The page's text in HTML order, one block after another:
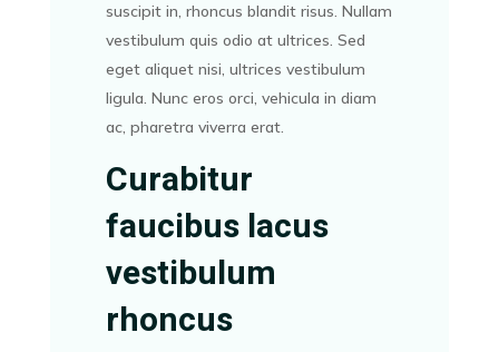
suscipit in, rhoncus blandit risus. Nullam
vestibulum quis odio at ultrices. Sed
eget aliquet nisi, ultrices vestibulum
ligula. Nunc eros orci, vehicula in diam
ac, pharetra viverra erat.
Curabitur
faucibus lacus
vestibulum
rhoncus